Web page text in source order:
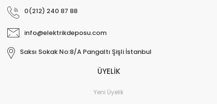
0(212) 240 87 88
info@elektrikdeposu.com
Saksı Sokak No:8/A Pangaltı Şişli İstanbul
ÜYELİK
Yeni Üyelik